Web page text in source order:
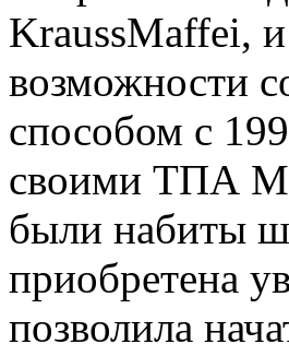
KraussMaffei, и
возможности
способом с
своими ТПА
были набиты
приобретена
позволила